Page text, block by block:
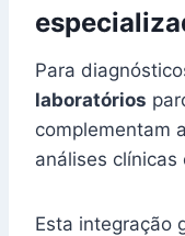
Para
laboratórios
complementam a
análises clínicas
Esta integração